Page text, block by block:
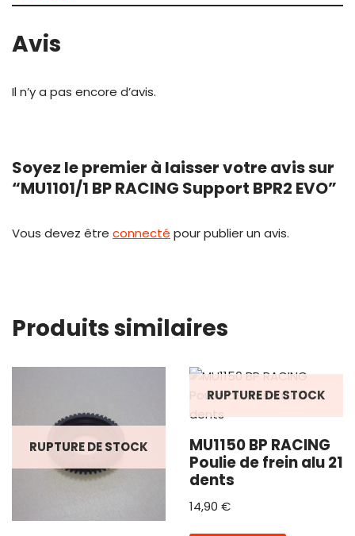
Avis
Il n’y a pas encore d’avis.
Soyez le premier à laisser votre avis sur
“MU1101/1 BP RACING Support BPR2 EVO”
Vous devez être connecté pour publier un avis.
Produits similaires
RUPTURE DE STOCK
RUPTURE DE STOCK
MU1150 BP RACING
Poulie de frein alu 21
dents
14,90 €